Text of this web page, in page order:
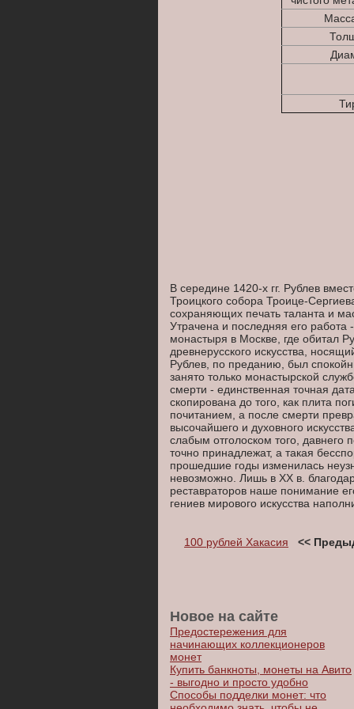
В середине 1420-х гг. Рублев
Троицкого собора Троице-
сохраняющих печать таланта и
Утрачена и последняя его
монастыря в Москве, где обитал
древнерусского искусства,
Рублев, по преданию, был
занято только монастырской
смерти - единственная точная
скопирована до того, как плита
почитанием, а после смерти
высочайшего и духовного
слабым отголоском того, давнего
точно принадлежат, а такая
прошедшие годы изменилась
невозможно. Лишь в XX в.
реставраторов наше понимание
гениев мирового искусства
100 рублей Хакасия <<
Новое на сайте
Предостережения для
начинающих коллекционеров
монет
Купить банкноты, монеты на Авито
- выгодно и просто удобно
Способы подделки монет: что